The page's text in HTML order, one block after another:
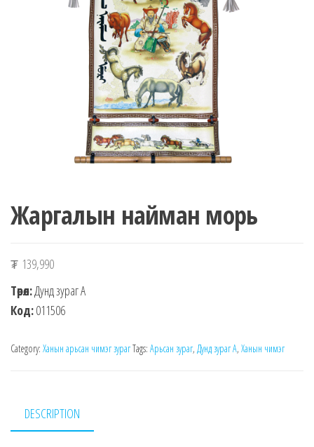
Жаргалын найман морь
₮ 139,990
Төрөл:Дунд зураг А
Код:011506
Category: Ханын арьсан чимэг зурагTags: Арьсан зураг, Дунд зураг А, Ханын чимэг
DESCRIPTION